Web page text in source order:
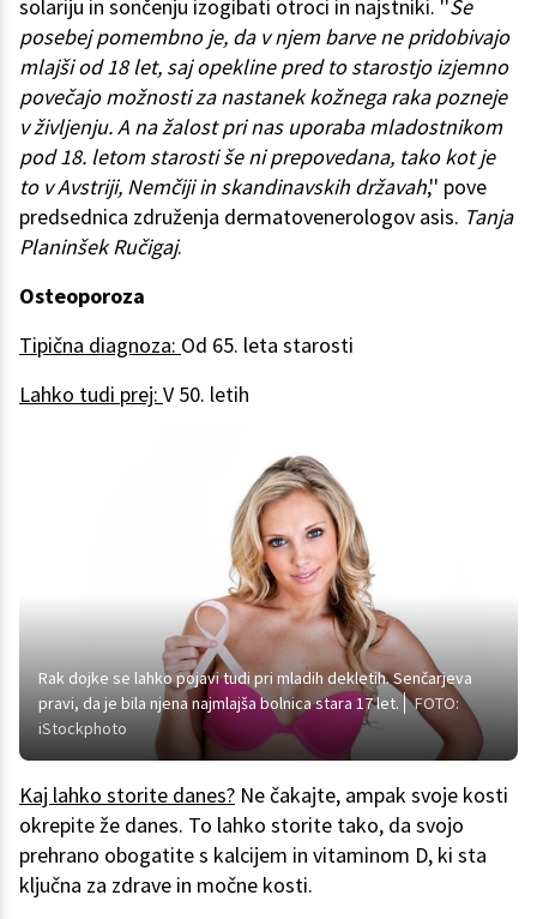
solariju in sončenju izogibati otroci in najstniki. ''Še
posebej pomembno je, da v njem barve ne pridobivajo
mlajši od 18 let, saj opekline pred to starostjo izjemno
povečajo možnosti za nastanek kožnega raka pozneje
v življenju. A na žalost pri nas uporaba mladostnikom
pod 18. letom starosti še ni prepovedana, tako kot je
to v Avstriji, Nemčiji in skandinavskih državah,'' pove
predsednica združenja dermatovenerologov asis. Tanja
Planinšek Ručigaj.
Osteoporoza
Tipična diagnoza: Od 65. leta starosti
Lahko tudi prej: V 50. letih
Rak dojke se lahko pojavi tudi pri mladih dekletih. Senčarjeva
pravi, da je bila njena najmlajša bolnica stara 17 let.
FOTO:
iStockphoto
Kaj lahko storite danes? Ne čakajte, ampak svoje kosti
okrepite že danes. To lahko storite tako, da svojo
prehrano obogatite s kalcijem in vitaminom D, ki sta
ključna za zdrave in močne kosti.